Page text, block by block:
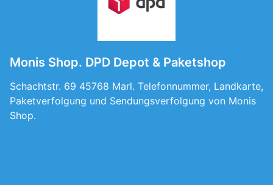
Monis Shop. DPD Depot & Paketshop
Schachtstr. 69 45768 Marl. Telefonnummer, Landkarte,
Paketverfolgung und Sendungsverfolgung von Monis
Shop.